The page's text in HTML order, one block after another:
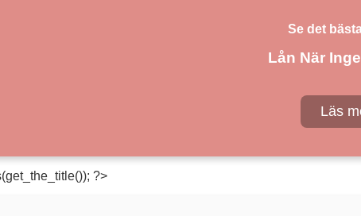
Se det
Lån När
Läs